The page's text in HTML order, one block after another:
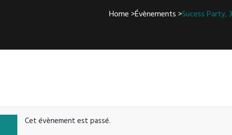
Home >Évènements >Sucess Party,
Cet évènement est passé.